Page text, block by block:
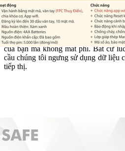
3. Quyền lợi khách hàng
- Quý khách có quyền yêu cầu truy
mình, có quyền yêu cầu chúng tôi
của bạn mà không mất phí. Bất cứ
cầu chúng tôi ngưng sử dụng dữ liệu
tiếp thị.